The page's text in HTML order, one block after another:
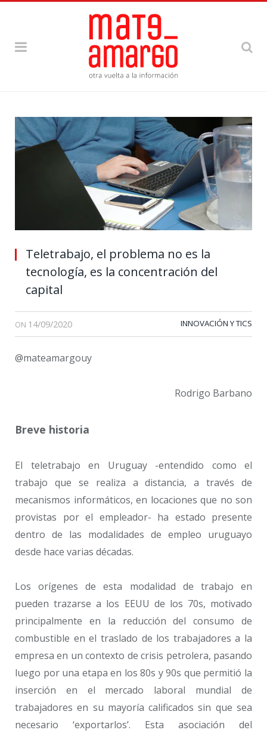
Teletrabajo, el problema no es la
tecnología, es la concentración del
capital
ON 14/09/2020 INNOVACIÓN Y TICS
@mateamargouy
Rodrigo Barbano
Breve historia
El teletrabajo en Uruguay -entendido como el
trabajo que se realiza a distancia, a través de
mecanismos informáticos, en locaciones que no son
provistas por el empleador- ha estado presente
dentro de las modalidades de empleo uruguayo
desde hace varias décadas.
Los orígenes de esta modalidad de trabajo en
pueden trazarse a los EEUU de los 70s, motivado
principalmente en la reducción del consumo de
combustible en el traslado de los trabajadores a la
empresa en un contexto de crisis petrolera, pasando
luego por una etapa en los 80s y 90s que permitió la
inserción en el mercado laboral mundial de
trabajadores en su mayoría calificados sin que sea
necesario ‘exportarlos’. Esta asociación del